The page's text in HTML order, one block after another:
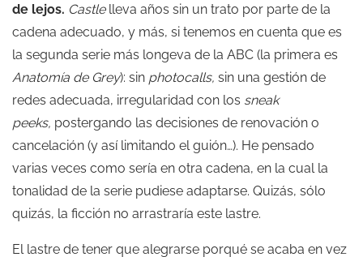
de lejos. Castle lleva años sin un trato por parte de la
cadena adecuado, y más, si tenemos en cuenta que es
la segunda serie más longeva de la ABC (la primera es
Anatomía de Grey): sin photocalls, sin una gestión de
redes adecuada, irregularidad con los sneak
peeks, postergando las decisiones de renovación o
cancelación (y así limitando el guión…). He pensado
varias veces como sería en otra cadena, en la cual la
tonalidad de la serie pudiese adaptarse. Quizás, sólo
quizás, la ficción no arrastraría este lastre.
El lastre de tener que alegrarse porqué se acaba en vez